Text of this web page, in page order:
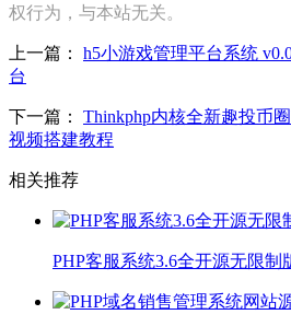
权行为，与本站无关。
上一篇：
h5小游戏管理平台系统
台
下一篇：
Thinkphp内核全新趣投币
视频搭建教程
相关推荐
PHP客服系统3.6全开源无限制